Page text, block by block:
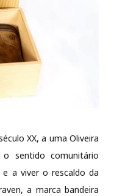
XX, a uma Oliveira
sentido comunitário
e a viver o rescaldo da
a marca bandeira